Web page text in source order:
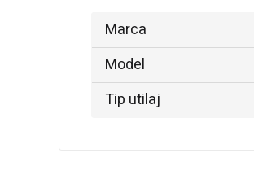
Marca
Model
Tip utilaj